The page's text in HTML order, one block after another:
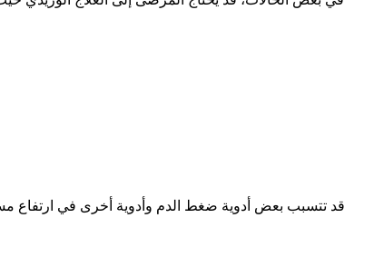
قد تتسبب بعض أدوية ضغط الدم وأدوية أخرى في ارتفاع